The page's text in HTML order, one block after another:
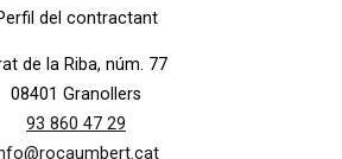
del contractant
de la Riba, núm. 77
08401 Granollers
93 860 47 29